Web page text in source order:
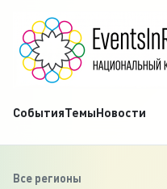
СобытияТемыНовости
Все регионы